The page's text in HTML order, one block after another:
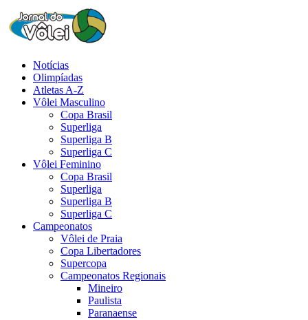
Notícias
Olimpíadas
Atletas A-Z
Vôlei Masculino
Copa Brasil
Superliga
Superliga B
Superliga C
Vôlei Feminino
Copa Brasil
Superliga
Superliga B
Superliga C
Campeonatos
Vôlei de Praia
Copa Libertadores
Supercopa
Campeonatos Regionais
Mineiro
Paulista
Paranaense